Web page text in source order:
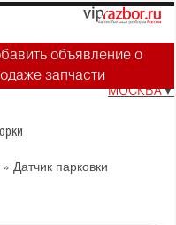
объявление о
запчасти
МОСКВА▼
» Датчик парковки